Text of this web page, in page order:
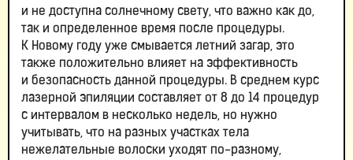
и не доступна солнечному свету, что важно как до,
так и определенное время после процедуры.
К Новому году уже смывается летний загар, это
также положительно влияет на эффективность
и безопасность данной процедуры. В среднем курс
лазерной эпиляции составляет от 8 до 14 процедур
с интервалом в несколько недель, но нужно
учитывать, что на разных участках тела
нежелательные волоски уходят по-разному,